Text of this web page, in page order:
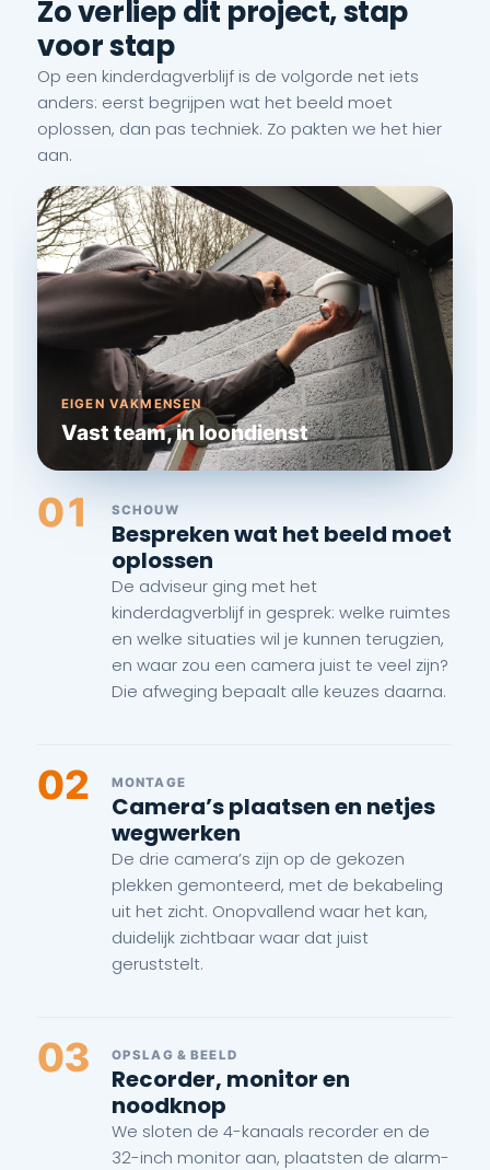
Zo verliep dit project, stap
voor stap
Op een kinderdagverblijf is de volgorde net iets
anders: eerst begrijpen wat het beeld moet
oplossen, dan pas techniek. Zo pakten we het hier
aan.
EIGEN VAKMENSEN
Vast team, in loondienst
01 SCHOUW
Bespreken wat het beeld moet
oplossen
De adviseur ging met het
kinderdagverblijf in gesprek: welke ruimtes
en welke situaties wil je kunnen terugzien,
en waar zou een camera juist te veel zijn?
Die afweging bepaalt alle keuzes daarna.
02 MONTAGE
Camera’s plaatsen en netjes
wegwerken
De drie camera’s zijn op de gekozen
plekken gemonteerd, met de bekabeling
uit het zicht. Onopvallend waar het kan,
duidelijk zichtbaar waar dat juist
geruststelt.
03 OPSLAG & BEELD
Recorder, monitor en
noodknop
We sloten de 4-kanaals recorder en de
32-inch monitor aan, plaatsten de alarm-